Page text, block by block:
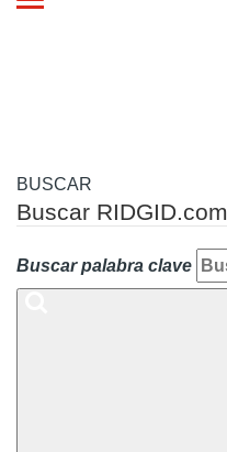
Toggle
BUSCAR
Buscar RIDGID.com
Buscar palabra clave